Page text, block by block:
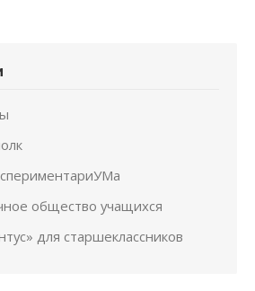
общество учащихся
для старшеклассников